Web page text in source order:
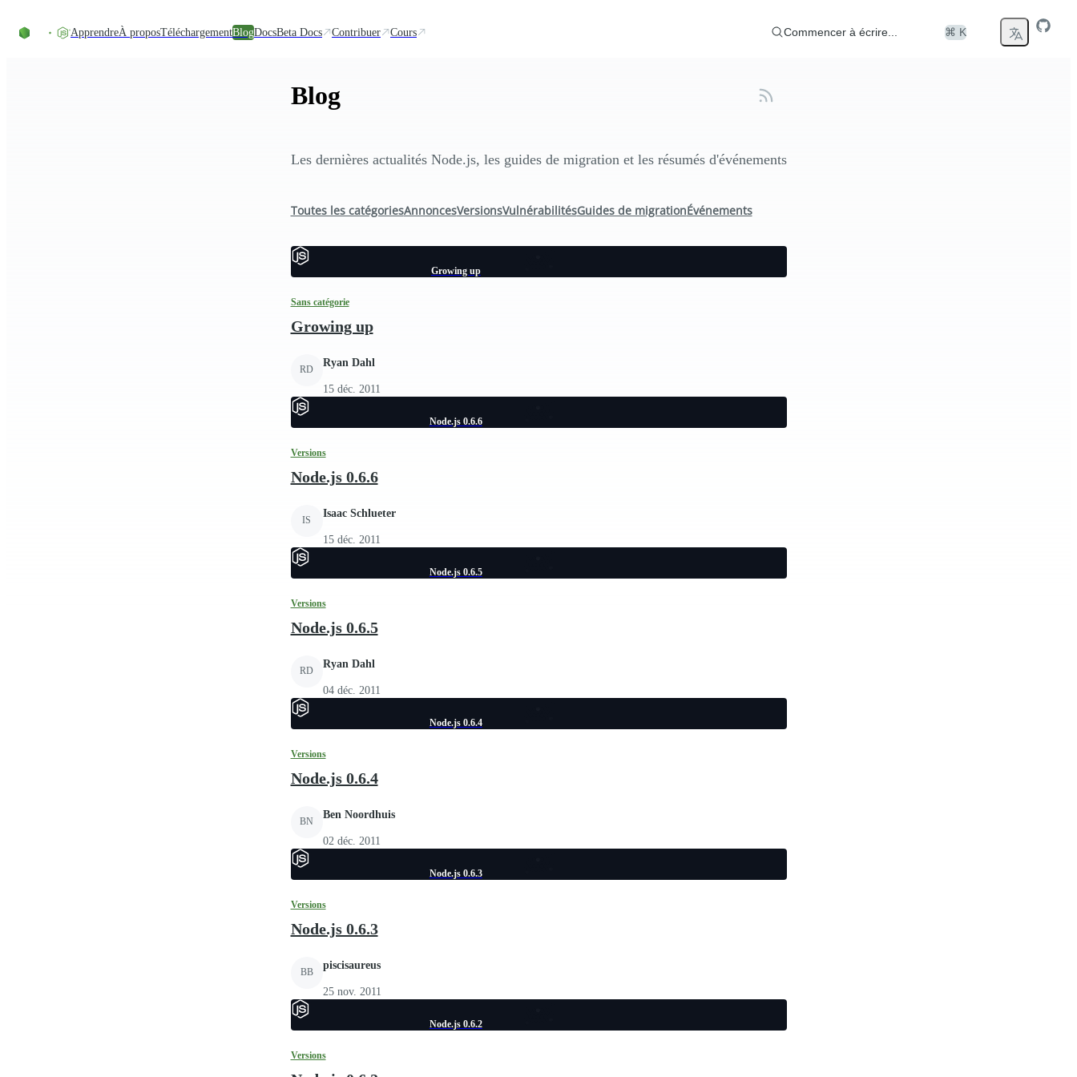
ApprendreÀ proposTéléchargementBlogDocsBeta Docs Contribuer Cours Commencer à écrire... ⌘ K
Blog
Les dernières actualités Node.js, les guides de migration et les résumés d'événements
Toutes les catégoriesAnnoncesVersionsVulnérabilitésGuides de migrationÉvénements
Growing up
Sans catégorie
Growing up
RD
Ryan Dahl
15 déc. 2011
Node.js 0.6.6
Versions
Node.js 0.6.6
IS
Isaac Schlueter
15 déc. 2011
Node.js 0.6.5
Versions
Node.js 0.6.5
RD
Ryan Dahl
04 déc. 2011
Node.js 0.6.4
Versions
Node.js 0.6.4
BN
Ben Noordhuis
02 déc. 2011
Node.js 0.6.3
Versions
Node.js 0.6.3
BB
piscisaureus
25 nov. 2011
Node.js 0.6.2
Versions